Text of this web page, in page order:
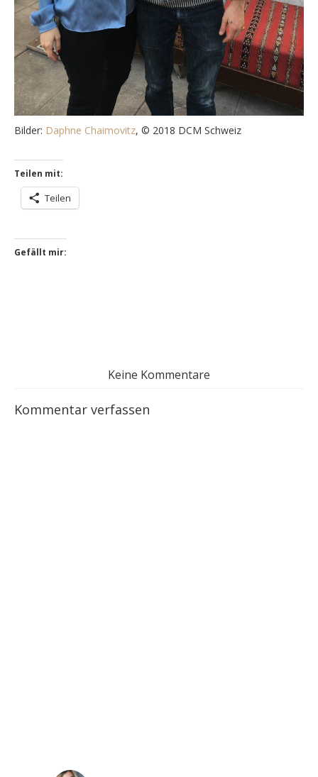
Bilder: Daphne Chaimovitz, © 2018 DCM Schweiz
Teilen mit:
Teilen
Gefällt mir:
Keine Kommentare
Kommentar verfassen